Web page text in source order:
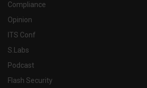
Compliance
Opinion
ITS Conf
S.Labs
Podcast
Flash Security